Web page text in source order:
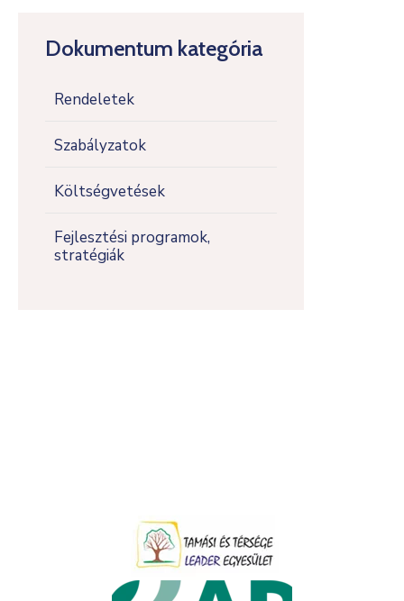
Dokumentum kategória
Rendeletek
Szabályzatok
Költségvetések
Fejlesztési programok,
stratégiák